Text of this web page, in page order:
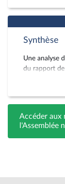
Synthèse
Une analyse
du rapport
Accéder aux
l'Assemblée